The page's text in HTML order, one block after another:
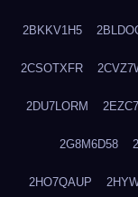
2BKKV1H5
2CSOTXFR
2DU7LORM
2G8M6D58
2HO7QAUP